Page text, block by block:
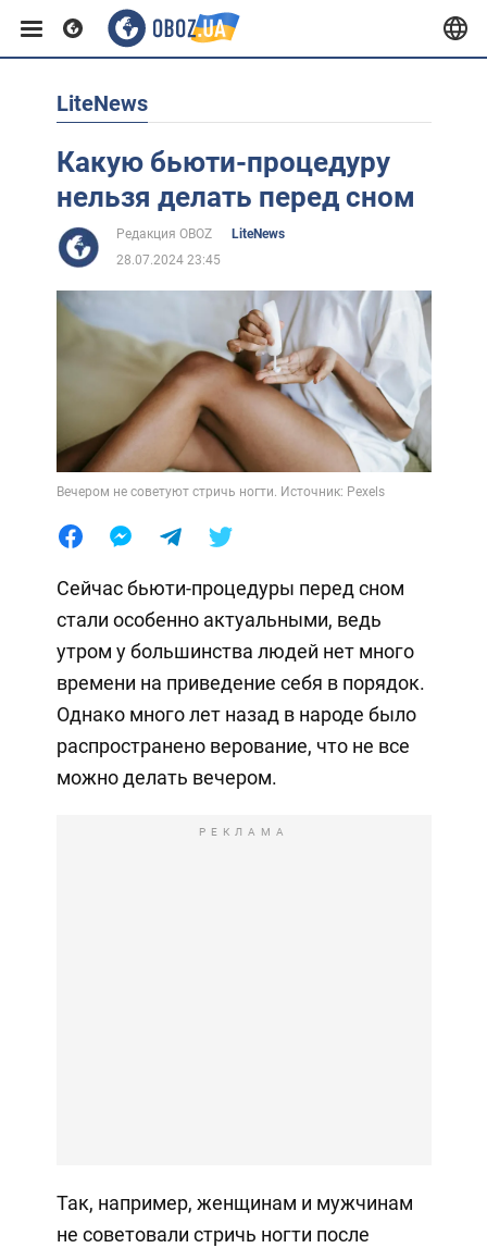
Европа
США
Азия
Африка
Лайфхаки
LiteNews
Какую бьюти-процедуру
нельзя делать перед сном
Редакция OBOZ
LiteNews
28.07.2024 23:45
Вечером не советуют стричь ногти. Источник: Pexels
Сейчас бьюти-процедуры перед сном
стали особенно актуальными, ведь
утром у большинства людей нет много
времени на приведение себя в порядок.
Однако много лет назад в народе было
распространено верование, что не все
можно делать вечером.
РЕКЛАМА
Так, например, женщинам и мужчинам
не советовали стричь ногти после